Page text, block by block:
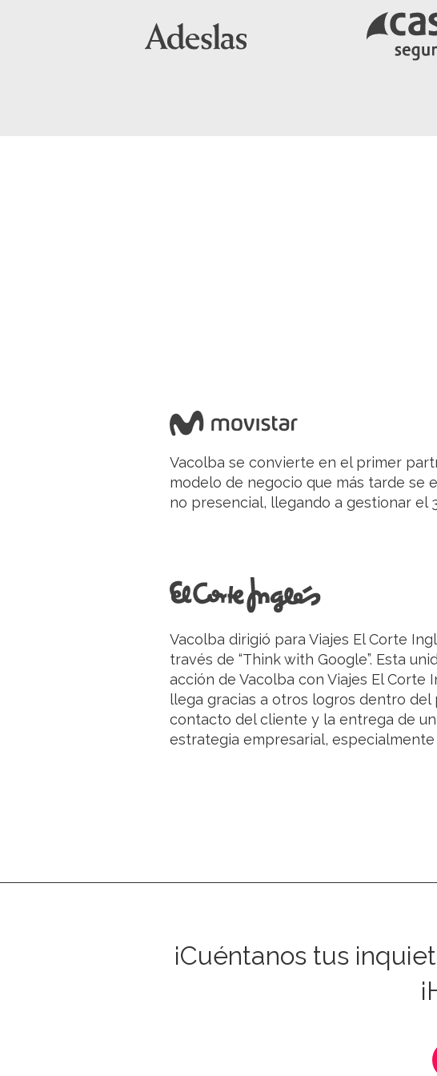
Vacolba se convierte en el primer
modelo de negocio que más tarde se
no presencial, llegando a gestionar el
Vacolba dirigió para Viajes El Corte
través de “Think with Google”. Esta
acción de Vacolba con Viajes El Corte
llega gracias a otros logros dentro
contacto del cliente y la entrega de
estrategia empresarial,
¡Cuéntanos tus